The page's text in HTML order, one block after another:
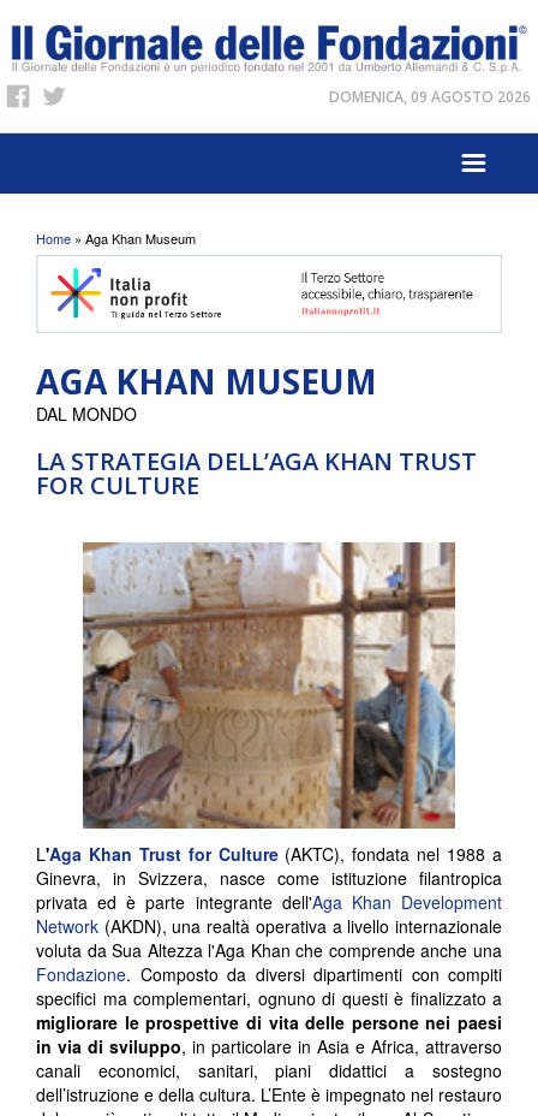
DOMENICA, 09 AGOSTO 2026
Tu sei qui
Home » Aga Khan Museum
AGA KHAN MUSEUM
LA STRATEGIA DELL’AGA KHAN TRUST
FOR CULTURE
DAL MONDO
L'Aga Khan Trust for Culture(AKTC), fondata nel 1988 a
Ginevra, in Svizzera, nasce come istituzione filantropica
privata ed è parte integrante dell'Aga Khan Development
Network (AKDN), una realtà operativa a livello internazionale
voluta da Sua Altezza l'Aga Khan che comprende anche una
Fondazione. Composto da diversi dipartimenti con compiti
specifici ma complementari, ognuno di questi è finalizzato a
migliorare le prospettive di vita delle persone nei paesi
in via di sviluppo, in particolare in Asia e Africa, attraverso
canali economici, sanitari, piani didattici a sostegno
dell’istruzione e della cultura. L’Ente è impegnato nel restauro